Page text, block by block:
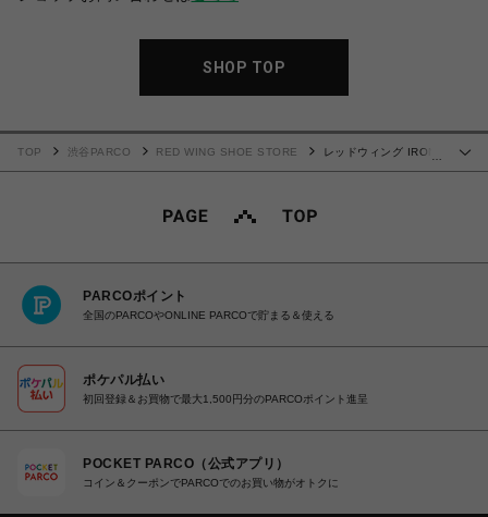
SHOP TOP
TOP 渋谷PARCO RED WING SHOE STORE
レッドウィング IRON
PARCOポイント
全国のPARCOやONLINE PARCOで貯まる＆使える
ポケパル払い
初回登録＆お買物で最大1,500円分のPARCOポイント進呈
POCKET PARCO（公式アプリ）
コイン＆クーポンでPARCOでのお買い物がオトクに